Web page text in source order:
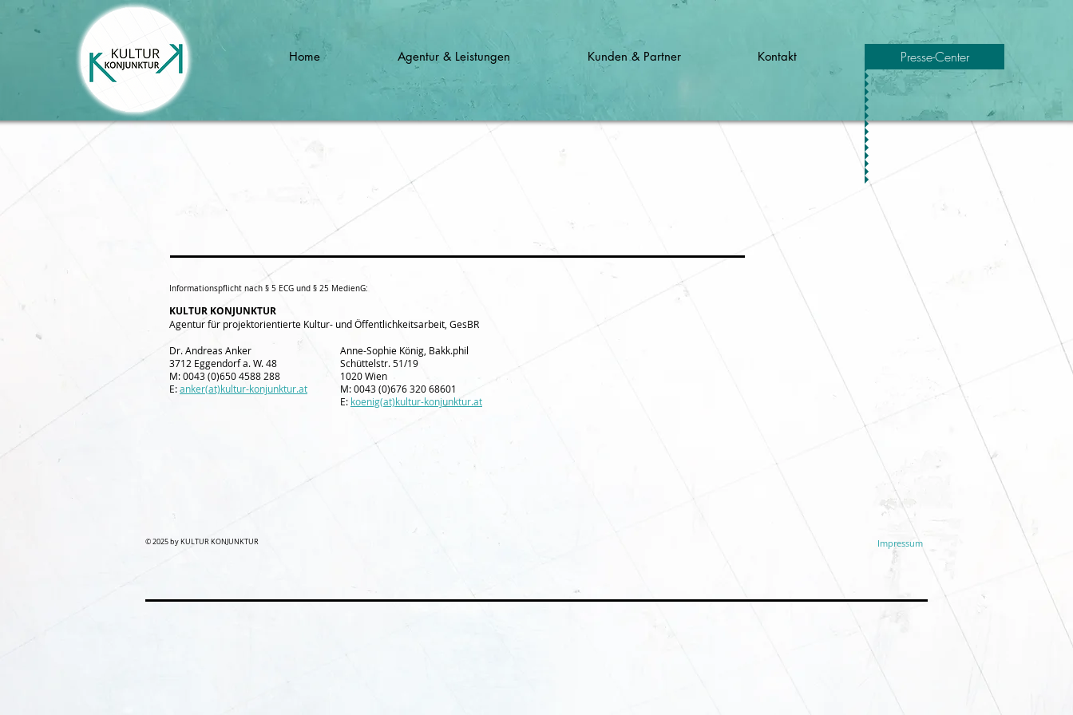
Home Agentur & Leistungen Kunden & Partner Kontakt Presse-Center
Informationspflicht nach § 5 ECG und § 25 MedienG:
KULTUR KONJUNKTUR
Agentur für projektorientierte Kultur- und Öffentlichkeitsarbeit, GesBR
Dr. Andreas Anker
3712 Eggendorf a. W. 48
M: 0043 (0)650 4588 288
E:anker(at)kultur-konjunktur.at
Anne-Sophie König, Bakk.phil
Schüttelstr. 51/19
1020 Wien
M: 0043 (0)676 320 68601
E: koenig(at)kultur-konjunktur.at
© 2025 by KULTUR KONJUNKTUR Impressum